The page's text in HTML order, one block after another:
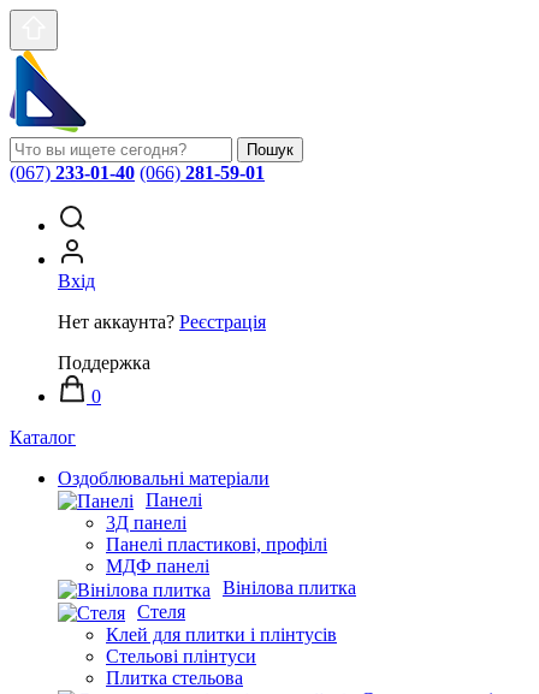
Пошук
(067) 233-01-40 (066) 281-59-01
Вхід
Нет аккаунта? Реєстрація
Поддержка
0
Каталог
Оздоблювальні матеріали
Панелі
3Д панелі
Панелі пластикові, профілі
МДФ панелі
Вінілова плитка
Стеля
Клей для плитки і плінтусів
Стельові плінтуси
Плитка стельова